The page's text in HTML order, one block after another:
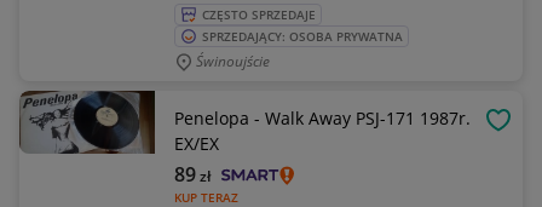
CZĘSTO SPRZEDAJE
SPRZEDAJĄCY: OSOBA PRYWATNA
Świnoujście
Penelopa - Walk Away PSJ-171 1987r.
EX/EX
KUP TERAZ
89zł